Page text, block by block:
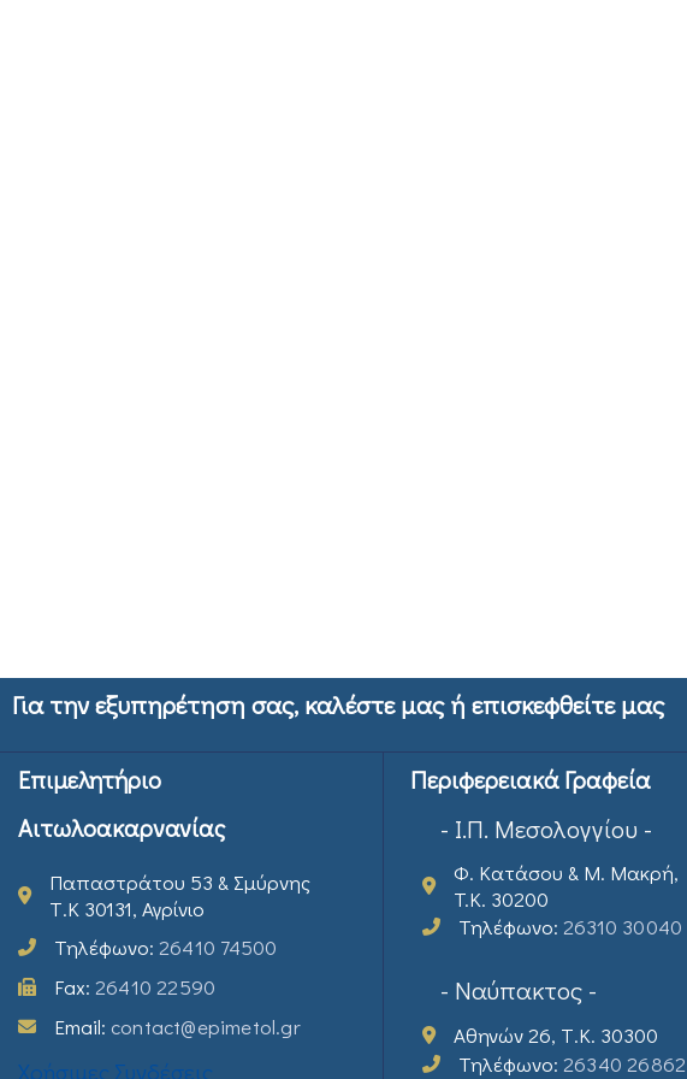
Για την εξυπηρέτηση σας, καλέστε μας ή επισκεφθείτε μας
Επιμελητήριο
Αιτωλοακαρνανίας
Παπαστράτου 53 & Σμύρνης
Τ.Κ 30131, Αγρίνιο
Τηλέφωνο: 26410 74500
Fax: 26410 22590
Email: contact@epimetol.gr
Χρήσιμες Συνδέσεις
Περιφερειακά Γραφεία
- Ι.Π. Μεσολογγίου -
Φ. Κατάσου & Μ. Μακρή,
T.K. 30200
Τηλέφωνο: 26310 30040
- Ναύπακτος -
Αθηνών 26, Τ.Κ. 30300
Τηλέφωνο: 26340 26862